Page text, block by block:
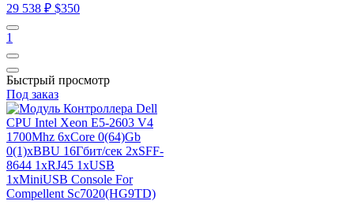
29 538 ₽ $350
1
Быстрый просмотр
Под заказ